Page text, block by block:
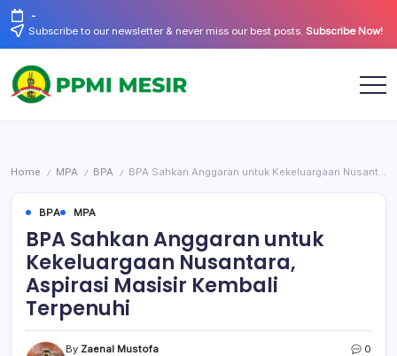
Skip
to
content
-
Subscribe to our newsletter & never miss our best posts. Subscribe Now!
Home / MPA / BPA / BPA Sahkan Anggaran untuk Kekeluargaan Nusantara, Aspirasi Masisir Kembali Terpenuhi
BPA MPA
BPA Sahkan Anggaran untuk
Kekeluargaan Nusantara,
Aspirasi Masisir Kembali
Terpenuhi
By Zaenal Mustofa
0